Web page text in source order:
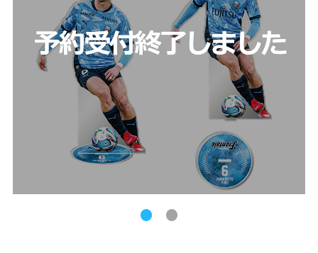
credit_card 決済情報 shopping_cart カートを見る
選手から選ぶ
ランキング
ライフスタイル
コラボレーショ